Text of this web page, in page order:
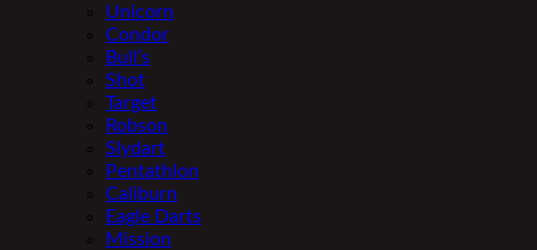
Unicorn
Condor
Bull’s
Shot
Target
Robson
Slydart
Pentathlon
Caliburn
Eagle Darts
Mission